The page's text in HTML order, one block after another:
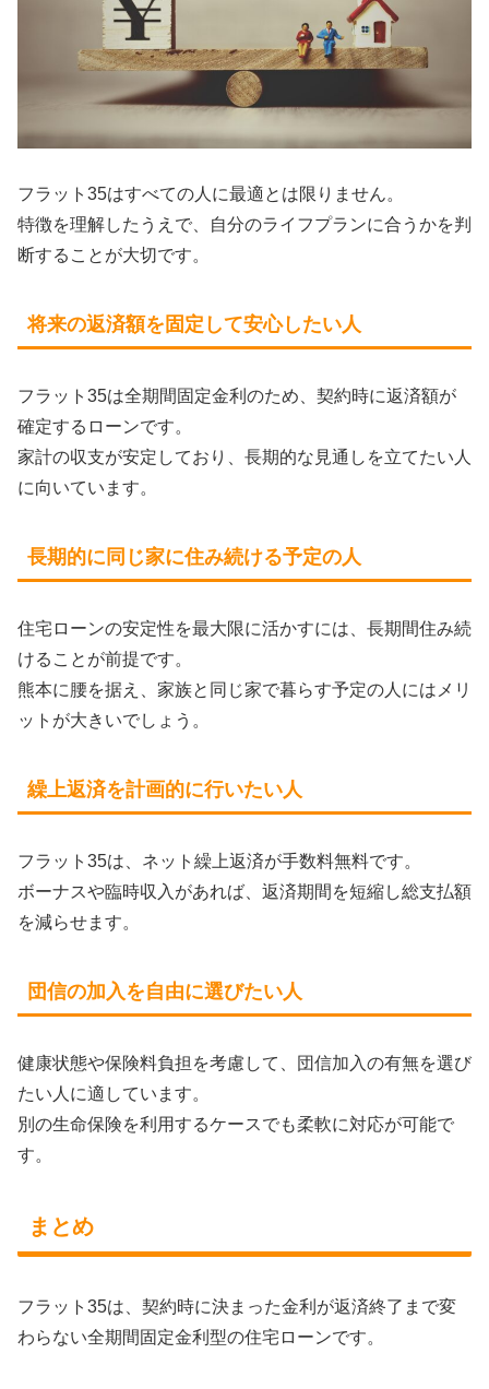
フラット35はすべての人に最適とは限りません。
特徴を理解したうえで、自分のライフプランに合うかを判
断することが大切です。
将来の返済額を固定して安心したい人
フラット35は全期間固定金利のため、契約時に返済額が
確定するローンです。
家計の収支が安定しており、長期的な見通しを立てたい人
に向いています。
長期的に同じ家に住み続ける予定の人
住宅ローンの安定性を最大限に活かすには、長期間住み続
けることが前提です。
熊本に腰を据え、家族と同じ家で暮らす予定の人にはメリ
ットが大きいでしょう。
繰上返済を計画的に行いたい人
フラット35は、ネット繰上返済が手数料無料です。
ボーナスや臨時収入があれば、返済期間を短縮し総支払額
を減らせます。
団信の加入を自由に選びたい人
健康状態や保険料負担を考慮して、団信加入の有無を選び
たい人に適しています。
別の生命保険を利用するケースでも柔軟に対応が可能で
す。
まとめ
フラット35は、契約時に決まった金利が返済終了まで変
わらない全期間固定金利型の住宅ローンです。